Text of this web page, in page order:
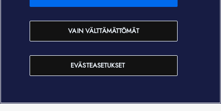
In English
EVÄSTEASETUKSET
VAIN VÄLTTÄMÄTTÖMÄT